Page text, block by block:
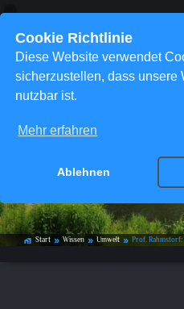
Cookie Richtlinie
Diese Website verwendet
sicherzustellen, dass unsere
nutzbar ist.
Mehr erfahren
Ablehnen
Prof. Rahmstorf:
mehr?
home_work Start double_arrow Wissen double_arrow Umwelt double_arrow Prof. Rahmstorf: